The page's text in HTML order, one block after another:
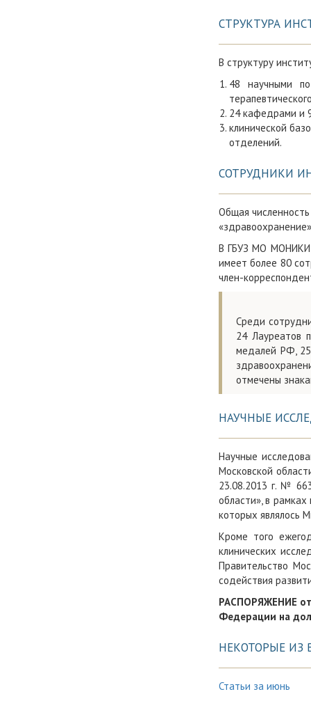
СТРУКТУРА
В структуру
48 научными
24 кафедрами и
клинической
отделений.
СОТРУДНИКИ
Общая
В ГБУЗ МО МОНИКИ
имеет более 80
член-
Среди
24 Лауреатов
медалей РФ,
отмечены
НАУЧНЫЕ
Научные
Московской
23.08.2013 г. №
области», в
которых являлось
Кроме того
клинических
Правительство
содействия
РАСПОРЯЖЕНИЕ от
Федерации на
НЕКОТОРЫЕ ИЗ
Статьи за июнь